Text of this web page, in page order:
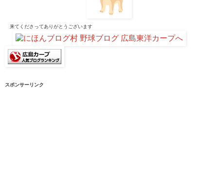
来てくださってありがとうございます
スポンサーリンク